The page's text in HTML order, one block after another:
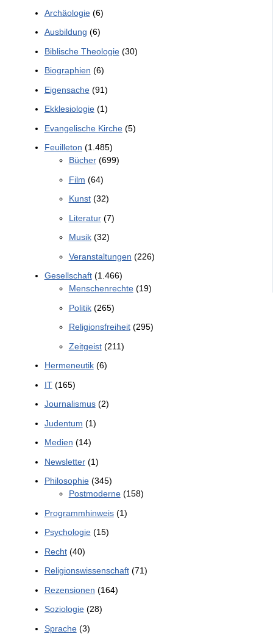
Archäologie(6)
Ausbildung (6)
Biblische Theologie(30)
Biographien (6)
Eigensache(91)
Ekklesiologie(1)
Evangelische Kirche(5)
Feuilleton (1.485)
Bücher(699)
Film (64)
Kunst(32)
Literatur(7)
Musik(32)
Veranstaltungen (226)
Gesellschaft(1.466)
Menschenrechte(19)
Politik(265)
Religionsfreiheit(295)
Zeitgeist(211)
Hermeneutik(6)
IT(165)
Journalismus(2)
Judentum (1)
Medien (14)
Newsletter(1)
Philosophie(345)
Postmoderne(158)
Programmhinweis(1)
Psychologie(15)
Recht(40)
Religionswissenschaft(71)
Rezensionen (164)
Soziologie(28)
Sprache(3)